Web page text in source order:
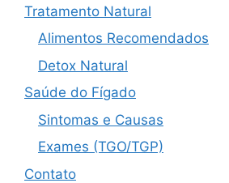
Tratamento Natural
Alimentos Recomendados
Detox Natural
Saúde do Fígado
Sintomas e Causas
Exames (TGO/TGP)
Contato